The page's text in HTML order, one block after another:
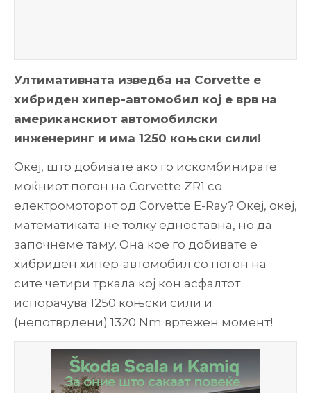
Ултимативната изведба на Corvette е
хибриден хипер-автомобил кој е врв на
американскиот автомобилски
инженеринг и има 1250 коњски сили!
Океј, што добивате ако го искомбинирате
моќниот погон на Corvette ZR1 со
електромоторот од Corvette E-Ray? Океј, океј,
математиката не толку едноставна, но да
започнеме таму. Она кое го добивате е
хибриден хипер-автомобил со погон на
сите четири тркала кој кон асфалтот
испорачува 1250 коњски сили и
(непотврдени) 1320 Nm вртежен момент!